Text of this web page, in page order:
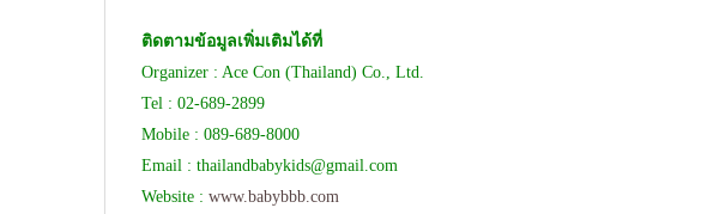
ติดตามข้อมูลเพิ่มเติมได้ที่
Organizer : Ace Con (Thailand) Co., Ltd.
Tel : 02-689-2899
Mobile : 089-689-8000
Email : thailandbabykids@gmail.com
Website : www.babybbb.com